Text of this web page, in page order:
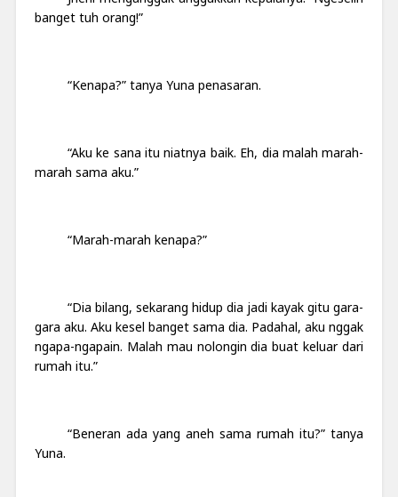
banget tuh orang!”
“Kenapa?” tanya Yuna penasaran.
“Aku ke sana itu niatnya baik. Eh, dia malah marah-
marah sama aku.”
“Marah-marah kenapa?”
“Dia bilang, sekarang hidup dia jadi kayak gitu gara-
gara aku. Aku kesel banget sama dia. Padahal, aku nggak
ngapa-ngapain. Malah mau nolongin dia buat keluar dari
rumah itu.”
“Beneran ada yang aneh sama rumah itu?” tanya
Yuna.